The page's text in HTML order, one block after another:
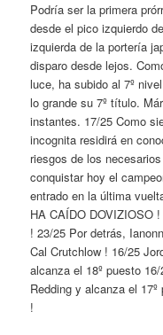
Podría ser la primera
desde el pico izquierdo
izquierda de la portería
disparo desde lejos.
luce, ha subido al 7º
lo grande su 7º título.
instantes. 17/25 Como
incognita residirá en
riesgos de los
conquistar hoy el
entrado en la última
HA CAÍDO DOVIZIOSO
! 23/25 Por detrás,
Cal Crutchlow ! 16/25
alcanza el 18º puesto
Redding y alcanza el
!